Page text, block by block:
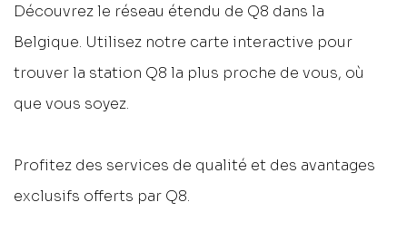
Découvrez le réseau étendu de Q8 dans la
Belgique. Utilisez notre carte interactive pour
trouver la station Q8 la plus proche de vous, où
que vous soyez.
Profitez des services de qualité et des avantages
exclusifs offerts par Q8.